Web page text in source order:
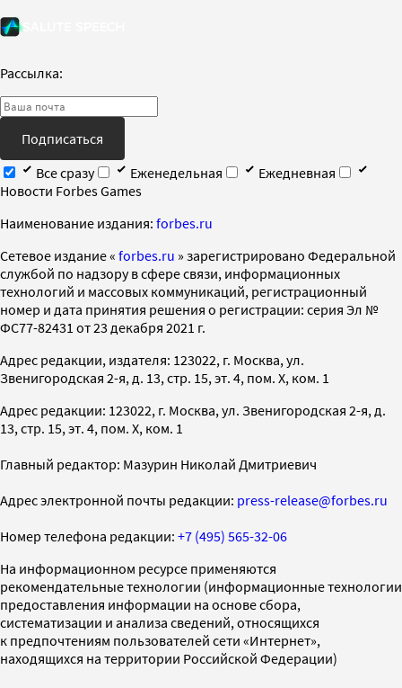
Рассылка:
Подписаться
Все сразу
Еженедельная
Ежедневная
Новости Forbes Games
Наименование издания: forbes.ru
Cетевое издание « forbes.ru » зарегистрировано Федеральной
службой по надзору в сфере связи, информационных
технологий и массовых коммуникаций, регистрационный
номер и дата принятия решения о регистрации: серия Эл №
ФС77-82431 от 23 декабря 2021 г.
Адрес редакции, издателя: 123022, г. Москва, ул.
Звенигородская 2-я, д. 13, стр. 15, эт. 4, пом. X, ком. 1
Адрес редакции: 123022, г. Москва, ул. Звенигородская 2-я, д.
13, стр. 15, эт. 4, пом. X, ком. 1
Главный редактор: Мазурин Николай Дмитриевич
Адрес электронной почты редакции: press-release@forbes.ru
Номер телефона редакции: +7 (495) 565-32-06
На информационном ресурсе применяются
рекомендательные технологии (информационные технологии
предоставления информации на основе сбора,
систематизации и анализа сведений, относящихся
к предпочтениям пользователей сети «Интернет»,
находящихся на территории Российской Федерации)